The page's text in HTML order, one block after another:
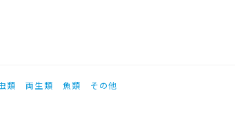
類 両生類 魚類 その他